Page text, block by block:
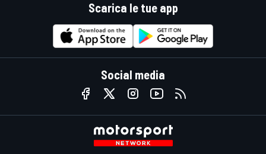
Scarica le tue app
Social media